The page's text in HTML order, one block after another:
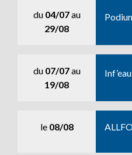
du 04/07au
29/08
du 07/07au
19/08
le 08/08